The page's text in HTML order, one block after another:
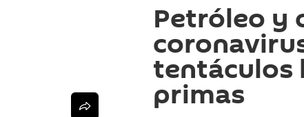
Petróleo y
tentáculos
primas